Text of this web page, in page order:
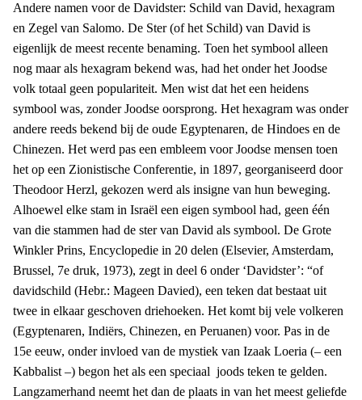
Andere namen voor de Davidster: Schild van David, hexagram
en Zegel van Salomo. De Ster (of het Schild) van David is
eigenlijk de meest recente benaming. Toen het symbool alleen
nog maar als hexagram bekend was, had het onder het Joodse
volk totaal geen populariteit. Men wist dat het een heidens
symbool was, zonder Joodse oorsprong. Het hexagram was onder
andere reeds bekend bij de oude Egyptenaren, de Hindoes en de
Chinezen. Het werd pas een embleem voor Joodse mensen toen
het op een Zionistische Conferentie, in 1897, georganiseerd door
Theodoor Herzl, gekozen werd als insigne van hun beweging.
Alhoewel elke stam in Israël een eigen symbool had, geen één
van die stammen had de ster van David als symbool. De Grote
Winkler Prins, Encyclopedie in 20 delen (Elsevier, Amsterdam,
Brussel, 7e druk, 1973), zegt in deel 6 onder ‘Davidster’: “of
davidschild (Hebr.: Mageen Davied), een teken dat bestaat uit
twee in elkaar geschoven driehoeken. Het komt bij vele volkeren
(Egyptenaren, Indiërs, Chinezen, en Peruanen) voor. Pas in de
15e eeuw, onder invloed van de mystiek van Izaak Loeria (– een
Kabbalist –) begon het als een speciaal joods teken te gelden.
Langzamerhand neemt het dan de plaats in van het meest geliefde